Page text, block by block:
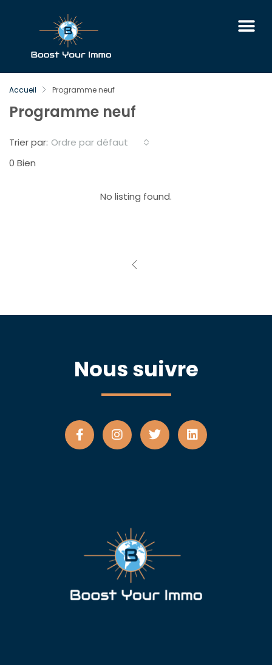
Accueil Programme neuf
Programme neuf
0 Bien
Trier par: Ordre par défaut
No listing found.
Nous suivre